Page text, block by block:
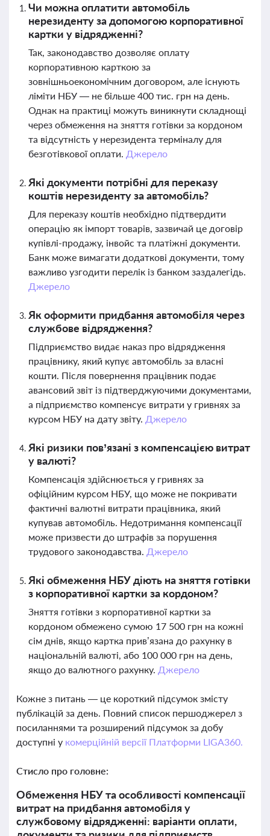
Чи можна оплатити автомобіль
нерезиденту за допомогою корпоративної
картки у відрядженні?
Так, законодавство дозволяє оплату
корпоративною карткою за
зовнішньоекономічним договором, але існують
ліміти НБУ — не більше 400 тис. грн на день.
Однак на практиці можуть виникнути складнощі
через обмеження на зняття готівки за кордоном
та відсутність у нерезидента терміналу для
безготівкової оплати. Джерело
Які документи потрібні для переказу
коштів нерезиденту за автомобіль?
Для переказу коштів необхідно підтвердити
операцію як імпорт товарів, зазвичай це договір
купівлі-продажу, інвойс та платіжні документи.
Банк може вимагати додаткові документи, тому
важливо узгодити перелік із банком заздалегідь.
Джерело
Як оформити придбання автомобіля через
службове відрядження?
Підприємство видає наказ про відрядження
працівнику, який купує автомобіль за власні
кошти. Після повернення працівник подає
авансовий звіт із підтверджуючими документами,
а підприємство компенсує витрати у гривнях за
курсом НБУ на дату звіту. Джерело
Які ризики пов’язані з компенсацією витрат
у валюті?
Компенсація здійснюється у гривнях за
офіційним курсом НБУ, що може не покривати
фактичні валютні витрати працівника, який
купував автомобіль. Недотримання компенсації
може призвести до штрафів за порушення
трудового законодавства. Джерело
Які обмеження НБУ діють на зняття готівки
з корпоративної картки за кордоном?
Зняття готівки з корпоративної картки за
кордоном обмежено сумою 17 500 грн на кожні
сім днів, якщо картка прив’язана до рахунку в
національній валюті, або 100 000 грн на день,
якщо до валютного рахунку. Джерело
Кожне з питань — це короткий підсумок змісту
публікацій за день. Повний список першоджерел з
посиланнями та розширений підсумок за добу
доступні у комерційній версії Платформи LIGA360.
Стисло про головне:
Обмеження НБУ та особливості компенсації
витрат на придбання автомобіля у
службовому відрядженні: варіанти оплати,